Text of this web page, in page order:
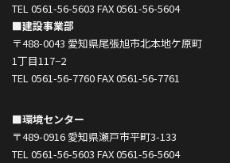
TEL 0561-56-5603 FAX 0561-56-5604
■建設事業部
〒488-0043 愛知県尾張旭市北本地ケ原町
1丁目117−2
TEL 0561-56-7760 FAX 0561-56-7761
■環境センター
〒489-0916 愛知県瀬戸市平町3-133
TEL 0561-56-5603 FAX 0561-56-5604